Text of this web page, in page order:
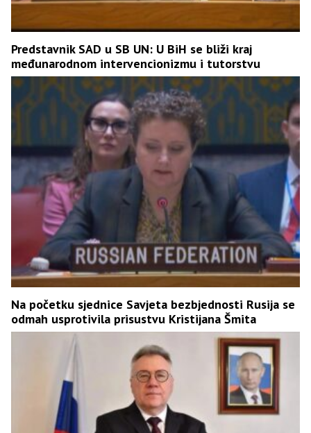
Predstavnik SAD u SB UN: U BiH se bliži kraj
međunarodnom intervencionizmu i tutorstvu
Na početku sjednice Savjeta bezbjednosti Rusija se
odmah usprotivila prisustvu Kristijana Šmita